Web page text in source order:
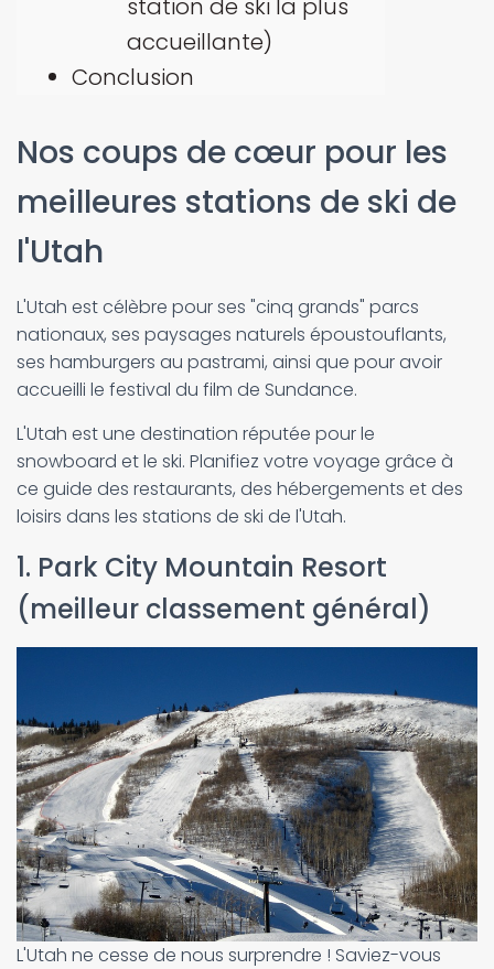
station de ski la plus
accueillante)
Conclusion
Nos coups de cœur pour les
meilleures stations de ski de
l'Utah
L'Utah est célèbre pour ses "cinq grands" parcs
nationaux, ses paysages naturels époustouflants,
ses hamburgers au pastrami, ainsi que pour avoir
accueilli le festival du film de Sundance.
L'Utah est une destination réputée pour le
snowboard et le ski. Planifiez votre voyage grâce à
ce guide des restaurants, des hébergements et des
loisirs dans les stations de ski de l'Utah.
1. Park City Mountain Resort
(meilleur classement général)
L'Utah ne cesse de nous surprendre ! Saviez-vous